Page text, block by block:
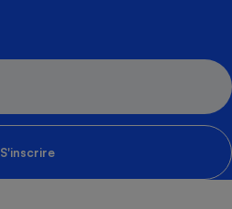
S'inscrire